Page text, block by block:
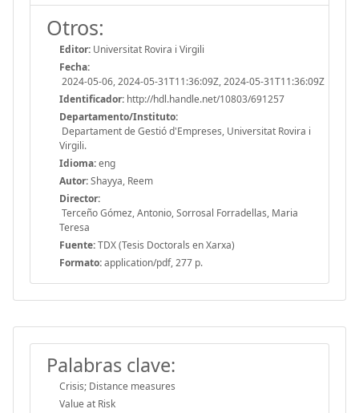
Otros:
Editor: Universitat Rovira i Virgili
Fecha:
2024-05-06, 2024-05-31T11:36:09Z, 2024-05-31T11:36:09Z
Identificador: http://hdl.handle.net/10803/691257
Departamento/Instituto:
Departament de Gestió d'Empreses, Universitat Rovira i
Virgili.
Idioma:eng
Autor:Shayya, Reem
Director:
Terceño Gómez, Antonio, Sorrosal Forradellas, Maria
Teresa
Fuente:TDX (Tesis Doctorals en Xarxa)
Formato:application/pdf, 277 p.
Palabras clave:
Crisis; Distance measures
Value at Risk